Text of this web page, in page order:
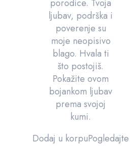
porodice. Tvoja
ljubav, podrška i
poverenje su
moje neopisivo
blago. Hvala ti
što postojiš.
Pokažite ovom
bojankom ljubav
prema svojoj
kumi.
Dodaj u korpuPogledajte